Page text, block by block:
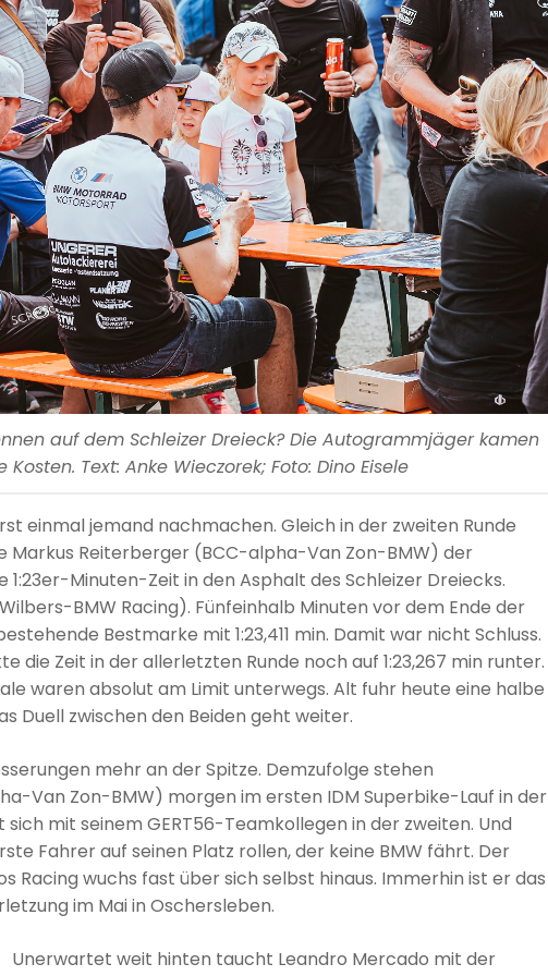
auf dem Schleizer Dreieck? Die Autogrammjäger kamen
Text: Anke Wieczorek; Foto: Dino Eisele
einmal jemand nachmachen. Gleich in der zweiten Runde
Reiterberger (BCC-alpha-Van Zon-BMW) der
Minuten-Zeit in den Asphalt des Schleizer Dreiecks.
BMW Racing). Fünfeinhalb Minuten vor dem Ende der
Bestmarke mit 1:23,411 min. Damit war nicht Schluss.
die Zeit in der allerletzten Runde noch auf 1:23,267 min runter.
waren absolut am Limit unterwegs. Alt fuhr heute eine halbe
Duell zwischen den Beiden geht weiter.
mehr an der Spitze. Demzufolge stehen
Van Zon-BMW) morgen im ersten IDM Superbike-Lauf in der
mit seinem GERT56-Teamkollegen in der zweiten. Und
Fahrer auf seinen Platz rollen, der keine BMW fährt. Der
Racing wuchs fast über sich selbst hinaus. Immerhin ist er das
im Mai in Oschersleben.
Unerwartet weit hinten taucht Leandro Mercado mit der